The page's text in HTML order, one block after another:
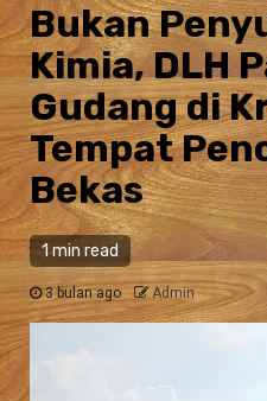
Bukan
Kimia, DLH
Gudang di
Tempat
Bekas
1 min read
3 bulan ago Admin